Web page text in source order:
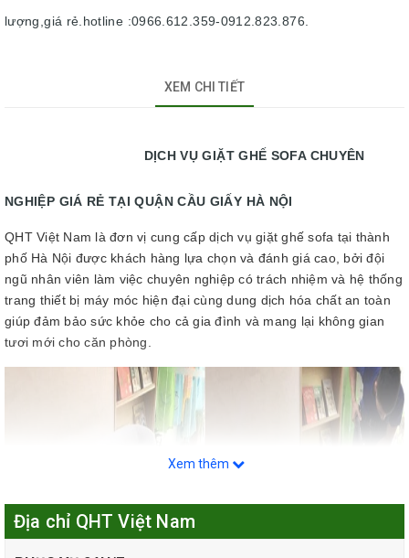
lượng,giá rẻ.hotline :0966.612.359-0912.823.876.
XEM CHI TIẾT
DỊCH VỤ GIẶT GHẾ SOFA CHUYÊN
NGHIỆP GIÁ RẺ TẠI QUẬN CẦU GIẤY HÀ NỘI
QHT Việt Nam là đơn vị cung cấp dịch vụ giặt ghế sofa tại thành
phố Hà Nội được khách hàng lựa chọn và đánh giá cao, bởi đội
ngũ nhân viên làm việc chuyên nghiệp có trách nhiệm và hệ thống
trang thiết bị máy móc hiện đại cùng dung dịch hóa chất an toàn
giúp đảm bảo sức khỏe cho cả gia đình và mang lại không gian
tươi mới cho căn phòng.
Xem thêm
Địa chỉ QHT Việt Nam